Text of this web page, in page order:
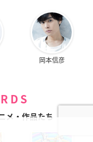
岡本信彦
メ・作品たち